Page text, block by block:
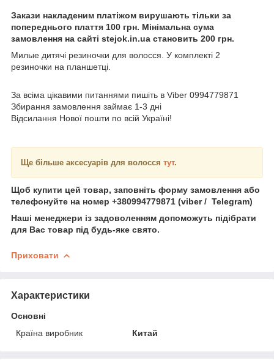
Закази накладеним платіжом вирушають тільки за
попереднього плаття 100 грн. Мінімальна сума
замовлення на сайті stejok.in.ua становить 200 грн.
Милые дитячі резиночки для волосся. У комплекті 2
резиночки на планшетці.
За всіма цікавими питаннями пишіть в Viber 0994779871
Збирання замовлення займає 1-3 дні
Відсилання Нової пошти по всій Україні!
Ще більше аксесуарів для волосся тут.
Щоб купити цей товар, заповніть форму замовлення або
телефонуйте на номер +380994779871 (viber / Telegram)
Наші менеджери із задоволенням допоможуть підібрати
для Вас товар під будь-яке свято.
Приховати
Характеристики
Основні
Країна виробник
Китай